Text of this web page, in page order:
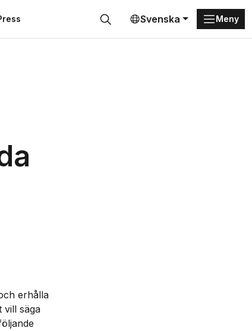
Svenska Meny
erhålla
vill säga